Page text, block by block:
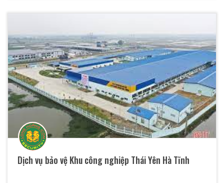
của những nhân viên bảo vệ siêu thị. Công ty TNHH Dịch
vụ bảo vệ Thiên Long Hoàng chuyên cung cấp bảo vệ -
vệ sĩ cho tất cả các mục tiêu trên cả nước
Dịch vụ bảo vệ Khu công nghiệp Thái Yên Hà Tĩnh